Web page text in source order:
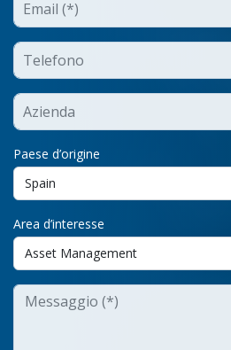
Paese d’origine
Area d’interesse